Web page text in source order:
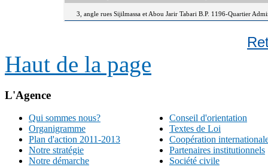
3, angle rues Sijilmassa et Abou Jarir Tabari B.P. 1196-Quartier
Haut de la page
L'Agence
Qui sommes nous?
Organigramme
Plan d'action 2011-2013
Notre stratégie
Notre démarche
Conseil d'orientation
Textes de Loi
Coopération
Partenaires institutionnels
Société civile